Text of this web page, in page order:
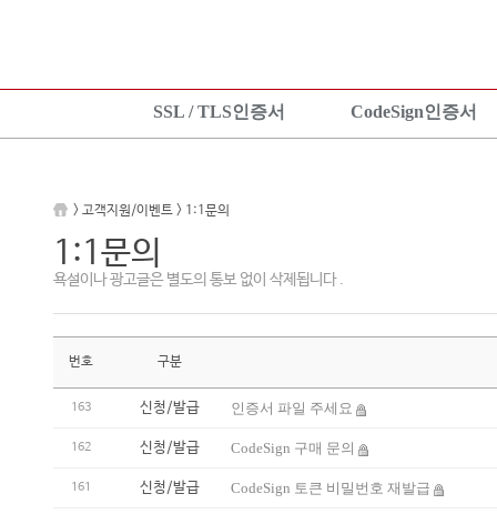
SSL / TLS인증서 CodeSign인증서
설치가이드
TEST 인증서 신청
설치가이드
> 고객지원/이벤트 > 1:1문의
1:1문의
욕설이나 광고글은 별도의 통보 없이 삭제됩니다 .
번호 구분
163 신청/발급 인증서 파일 주세요
162 신청/발급 CodeSign 구매 문의
161 신청/발급 CodeSign 토큰 비밀번호 재발급